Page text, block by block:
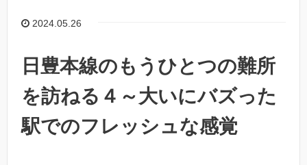
2024.05.26
日豊本線のもうひとつの難所
を訪ねる４～大いにバズった
駅でのフレッシュな感覚